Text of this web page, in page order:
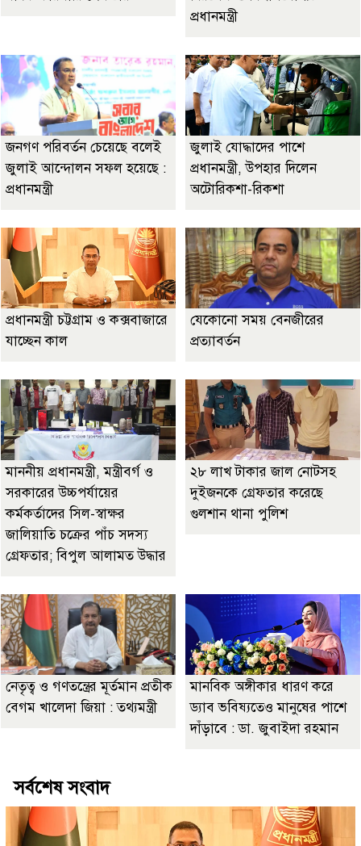
প্রধানমন্ত্রী
জনগণ পরিবর্তন চেয়েছে বলেই
জুলাই আন্দোলন সফল হয়েছে :
প্রধানমন্ত্রী
জুলাই যোদ্ধাদের পাশে
প্রধানমন্ত্রী, উপহার দিলেন
অটোরিকশা-রিকশা
প্রধানমন্ত্রী চট্টগ্রাম ও কক্সবাজারে
যাচ্ছেন কাল
যেকোনো সময় বেনজীরের
প্রত্যাবর্তন
মাননীয় প্রধানমন্ত্রী, মন্ত্রীবর্গ ও
সরকারের উচ্চপর্যায়ের
কর্মকর্তাদের সিল-স্বাক্ষর
জালিয়াতি চক্রের পাঁচ সদস্য
গ্রেফতার; বিপুল আলামত উদ্ধার
২৮ লাখ টাকার জাল নোটসহ
দুইজনকে গ্রেফতার করেছে
গুলশান থানা পুলিশ
নেতৃত্ব ও গণতন্ত্রের মূর্তমান প্রতীক
বেগম খালেদা জিয়া : তথ্যমন্ত্রী
মানবিক অঙ্গীকার ধারণ করে
ড্যাব ভবিষ্যতেও মানুষের পাশে
দাঁড়াবে : ডা. জুবাইদা রহমান
সর্বশেষ সংবাদ